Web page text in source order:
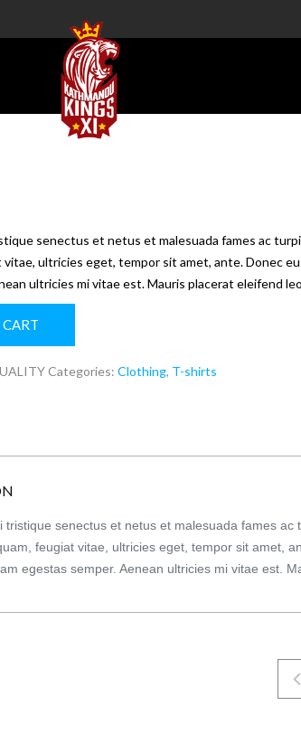
senectus et netus et malesuada fames ac
ultricies eget, tempor sit amet, ante. Donec
ultricies mi vitae est. Mauris placerat eleifend
Categories:Clothing, T-shirts
tristique senectus et netus et malesuada fames ac
feugiat vitae, ultricies eget, tempor sit amet,
egestas semper. Aenean ultricies mi vitae est.